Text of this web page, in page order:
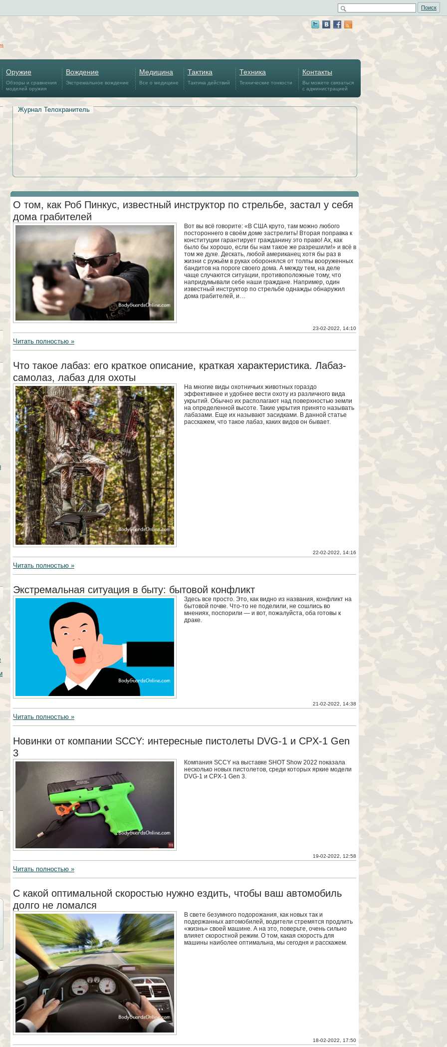
Поиск
Оружие
Обзоры и сравнения
моделей оружия
Вождение
Экстремальное вождение
Медицина
Все о медицине
Тактика
Тактика действий
Техника
Технические тонкости
Контакты
Вы можете связаться
с администрацией
Журнал Телохранитель
23-02-2022, 14:10
О том, как Роб Пинкус, известный инструктор по стрельбе, застал у себя
дома грабителей
Вот вы всё говорите: «В США круто, там можно любого
постороннего в своём доме застрелить! Вторая поправка к
конституции гарантирует гражданину это право! Ах, как
было бы хорошо, если бы нам такое же разрешили!» и всё в
том же духе. Дескать, любой американец хотя бы раз в
жизни с ружьём в руках оборонялся от толпы вооруженных
бандитов на пороге своего дома. А между тем, на деле
чаще случаются ситуации, противоположные тому, что
напридумывали себе наши граждане. Например, один
известный инструктор по стрельбе однажды обнаружил
дома грабителей, и…
Читать полностью »
22-02-2022, 14:16
Что такое лабаз: его краткое описание, краткая характеристика. Лабаз-
самолаз, лабаз для охоты
На многие виды охотничьих животных гораздо
эффективнее и удобнее вести охоту из различного вида
укрытий. Обычно их располагают над поверхностью земли
на определенной высоте. Такие укрытия принято называть
лабазами. Еще их называют засидками. В данной статье
расскажем, что такое лабаз, каких видов он бывает.
Читать полностью »
21-02-2022, 14:38
Экстремальная ситуация в быту: бытовой конфликт
Здесь все просто. Это, как видно из названия, конфликт на
бытовой почве. Что-то не поделили, не сошлись во
мнениях, поспорили — и вот, пожалуйста, оба готовы к
драке.
Читать полностью »
19-02-2022, 12:58
Новинки от компании SCCY: интересные пистолеты DVG-1 и CPX-1 Gen
3
Компания SCCY на выставке SHOT Show 2022 показала
несколько новых пистолетов, среди которых яркие модели
DVG-1 и CPX-1 Gen 3.
Читать полностью »
18-02-2022, 17:50
С какой оптимальной скоростью нужно ездить, чтобы ваш автомобиль
долго не ломался
В свете безумного подорожания, как новых так и
подержанных автомобилей, водители стремятся продлить
«жизнь» своей машине. А на это, поверьте, очень сильно
влияет скоростной режим. О том, какая скорость для
машины наиболее оптимальна, мы сегодня и расскажем.